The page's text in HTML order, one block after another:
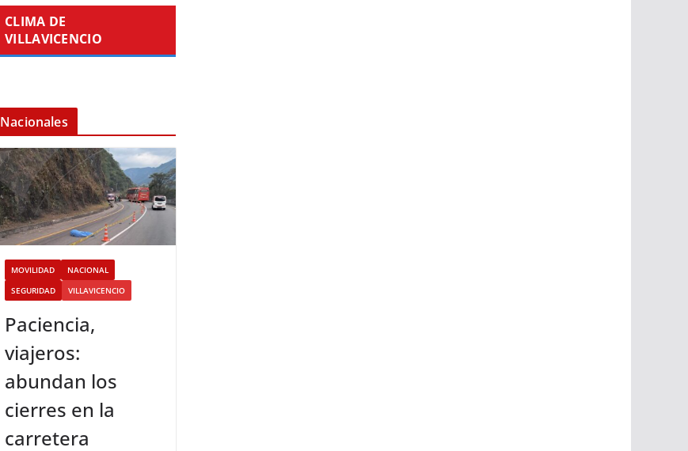
CLIMA DE
VILLAVICENCIO
Nacionales
MOVILIDAD
NACIONAL
SEGURIDAD
VILLAVICENCIO
Paciencia,
viajeros:
abundan los
cierres en la
carretera